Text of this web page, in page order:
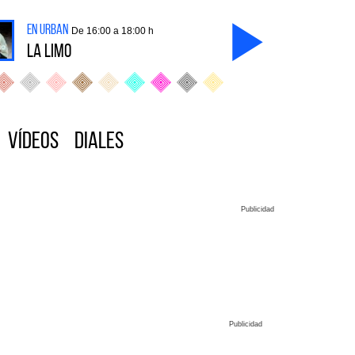
en Urban De 16:00 a 18:00 h
La Limo
Vídeos Diales
Publicidad
Publicidad